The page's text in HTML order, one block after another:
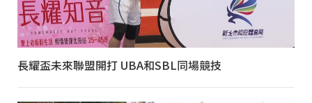
長耀盃未來聯盟開打 UBA和SBL同場競技